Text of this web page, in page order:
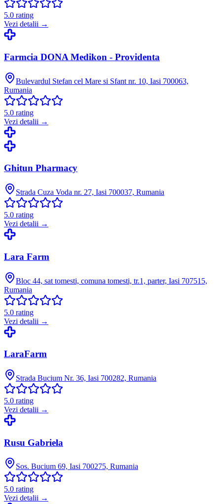
5.0 rating
Vezi detalii →
Farmcia DONA Medikon - Providenta
Bulevardul Stefan cel Mare si Sfant nr. 10, Iasi 700063,
Rumania
5.0 rating
Vezi detalii →
Ghitun Pharmacy
Strada Cuza Voda nr. 27, Iasi 700037, Rumania
5.0 rating
Vezi detalii →
Lara Farm
Bloc 44, sat tomesti, comuna tomesti, tr.1, parter, Iasi 707515,
Rumania
5.0 rating
Vezi detalii →
LaraFarm
Strada Bucium Nr. 36, Iasi 700282, Rumania
5.0 rating
Vezi detalii →
Rusu Gabriela
Sos. Bucium 69, Iasi 700275, Rumania
5.0 rating
Vezi detalii →